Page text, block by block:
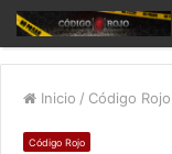
Inicio / Código Rojo
Código Rojo